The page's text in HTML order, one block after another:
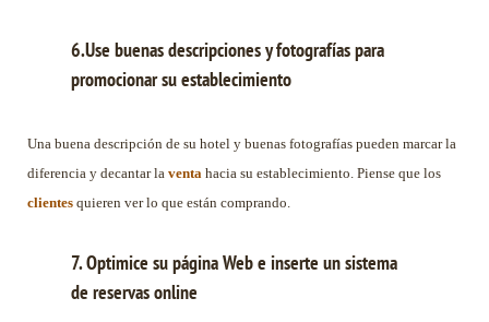
6.Use buenas descripciones y fotografías para
promocionar su establecimiento
Una buena descripción de su hotel y buenas fotografías pueden marcar la
diferencia y decantar la venta hacia su establecimiento. Piense que los
clientes quieren ver lo que están comprando.
7. Optimice su página Web e inserte un sistema
de reservas online